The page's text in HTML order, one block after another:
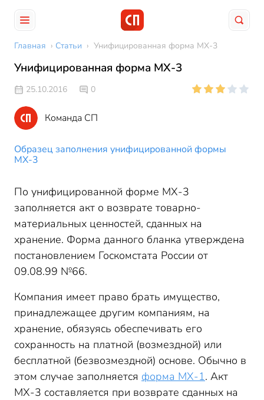
Главная › Статьи › Унифицированная форма МХ-3
Унифицированная форма МХ-3
25.10.2016 0
Команда СП
Образец заполнения унифицированной формы
МХ-3
По унифицированной форме МХ-3
заполняется акт о возврате товарно-
материальных ценностей, сданных на
хранение. Форма данного бланка утверждена
постановлением Госкомстата России от
09.08.99 №66.
Компания имеет право брать имущество,
принадлежащее другим компаниям, на
хранение, обязуясь обеспечивать его
сохранность на платной (возмездной) или
бесплатной (безвозмездной) основе. Обычно в
этом случае заполняется форма МХ-1. Акт
МХ-3 составляется при возврате сданных на